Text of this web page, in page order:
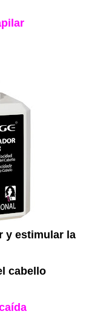
y estimular la
cabello